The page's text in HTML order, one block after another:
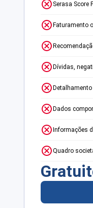
Serasa Score
Faturamento
Dívidas,
Dados
Informações
Quadro